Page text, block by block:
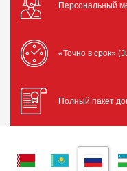
Персональный
«Точно в срок»
Полный пакет